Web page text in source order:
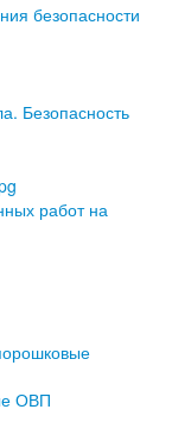
безопасности
Безопасность
работ на
ОВП